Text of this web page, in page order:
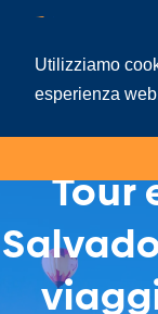
Utilizziamo
esperienza
Tour